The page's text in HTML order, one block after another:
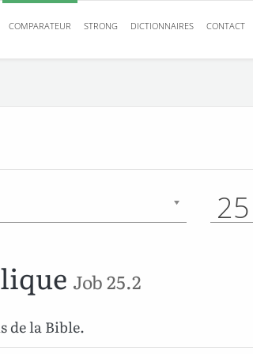
COMPARATEUR STRONG DICTIONNAIRES CONTACT
25
Job 25.2
de la Bible.